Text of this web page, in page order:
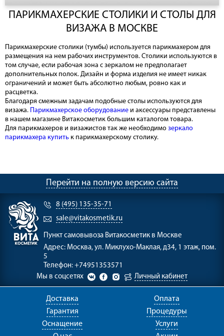
ПАРИКМАХЕРСКИЕ СТОЛИКИ И СТОЛЫ ДЛЯ
ВИЗАЖА В МОСКВЕ
Парикмахерские столики (тумбы) используется парикмахером для
размещения на нем рабочих инструментов. Столики используются в
том случае, если рабочая зона с зеркалом не предполагает
дополнительных полок. Дизайн и форма изделия не имеет никак
ограничений и может быть абсолютно любым, ровно как и
расцветка.
Благодаря смежным задачам подобные столы используются для
визажа. Парикмахерское оборудование и аксессуары представлены
в нашем магазине Витакосметик большим каталогом товара.
Для парикмахеров и визажистов так же необходимо зеркало
парикмахера купить к парикмахерскому столику.
Перейти на полную версию сайта
8 (495) 135-35-71
sale@vitakosmetik.ru
Пункт самовывоза Витакосметик в Москве
Адрес: Москва, ул. Миклухо-Маклая, д34, 1 этаж, пом.
5
Телефон: +74951353571
Мы в соцсетях
Личный кабинет
Доставка
Оплата
Гарантия
Процедуры
Оснащение
Услуги